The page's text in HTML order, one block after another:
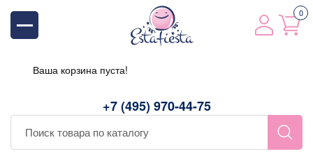
+7 (495) 970-44-75
0
Ваша корзина пуста!